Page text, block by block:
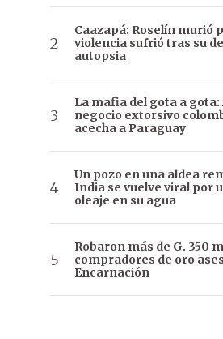
Caazapá: Roselín murió
violencia sufrió tras su
autopsia
La mafia del gota a gota:
negocio extorsivo
acecha a Paraguay
Un pozo en una aldea
India se vuelve viral por
oleaje en su agua
Robaron más de G. 350
compradores de oro
Encarnación